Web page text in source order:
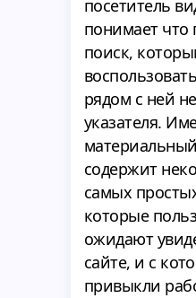
посетитель
понимает что
поиск,
рядом с ней
указателя.
содержит
самых
которые
ожидают
сайте, и с
привыкли